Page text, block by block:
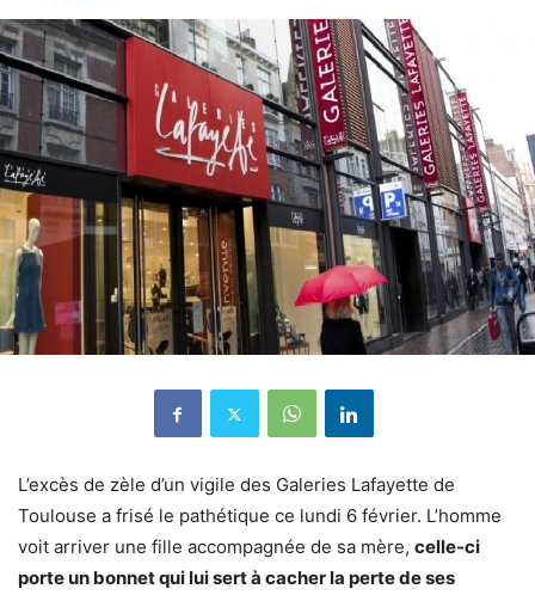
L’excès de zèle d’un vigile des Galeries Lafayette de
Toulouse a frisé le pathétique ce lundi 6 février. L’homme
voit arriver une fille accompagnée de sa mère, celle-ci
porte un bonnet qui lui sert à cacher la perte de ses